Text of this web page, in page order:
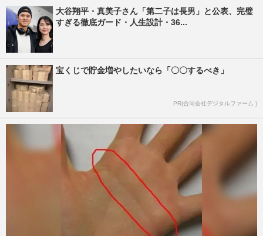
大谷翔平・真美子さん「第二子は長男」と公表、完璧
すぎる徹底ガード・人生設計・36...
宝くじで貯金増やしたいなら「〇〇するべき」
PR(合同会社デジタルファーム )